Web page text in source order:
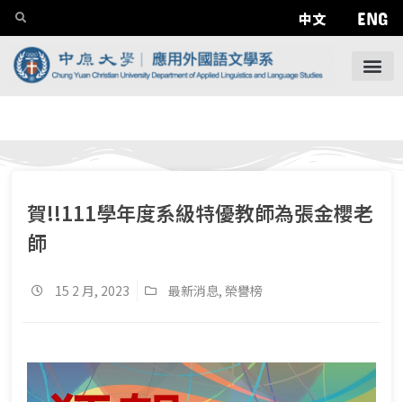
中文 ENG
賀!!111學年度系級特優教師為張金櫻老
師
15 2 月, 2023 最新消息, 榮譽榜